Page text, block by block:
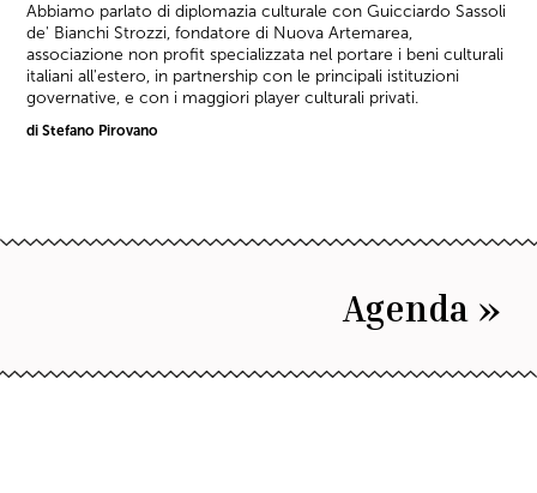
Abbiamo parlato di diplomazia culturale con Guicciardo Sassoli
de' Bianchi Strozzi, fondatore di Nuova Artemarea,
associazione non profit specializzata nel portare i beni culturali
italiani all'estero, in partnership con le principali istituzioni
governative, e con i maggiori player culturali privati.
di Stefano Pirovano
Agenda »